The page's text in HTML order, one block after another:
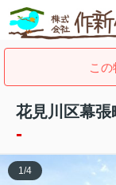
この
花見川区幕
-
1/4